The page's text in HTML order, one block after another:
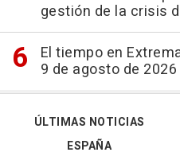
gestión de la crisis
El tiempo en
9 de agosto de 2026
ÚLTIMAS NOTICIAS
ESPAÑA